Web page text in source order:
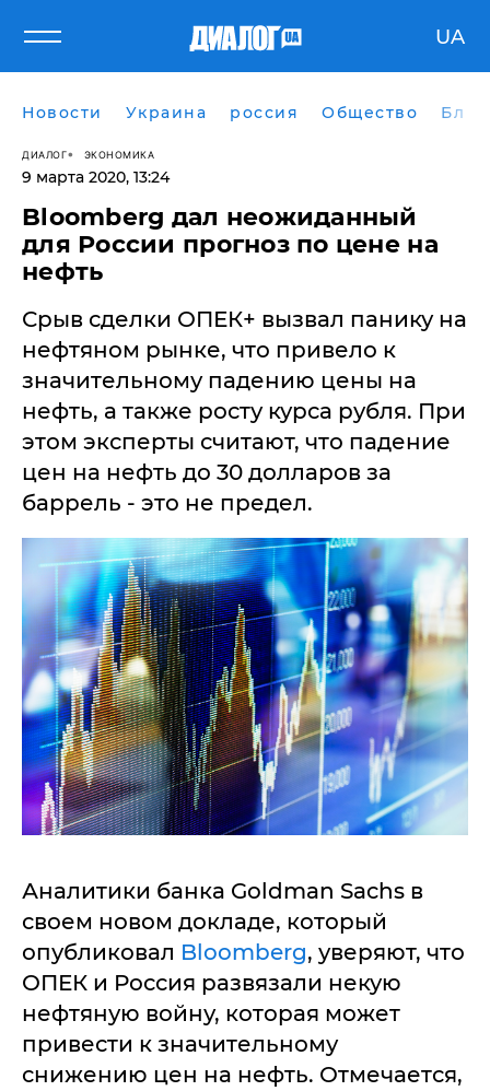
UA
Новости Украина россия Общество
ДИАЛОГ ЭКОНОМИКА
9 марта 2020, 13:24
Bloomberg дал неожиданный
для России прогноз по цене на
нефть
Срыв сделки ОПЕК+ вызвал панику на
нефтяном рынке, что привело к
значительному падению цены на
нефть, а также росту курса рубля. При
этом эксперты считают, что падение
цен на нефть до 30 долларов за
баррель - это не предел.
Аналитики банка Goldman Sachs в
своем новом докладе, который
опубликовал Bloomberg, уверяют, что
ОПЕК и Россия развязали некую
нефтяную войну, которая может
привести к значительному
снижению цен на нефть. Отмечается,